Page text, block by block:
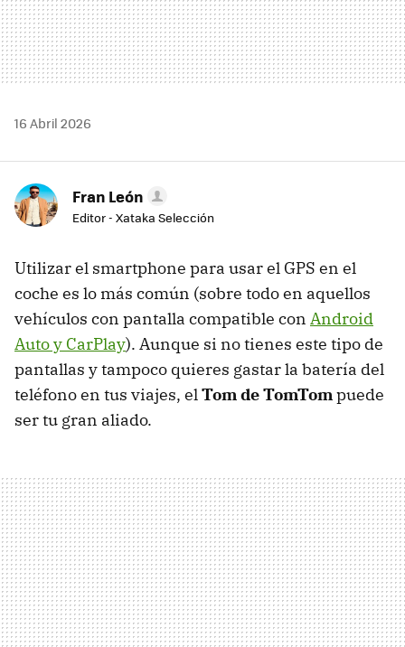
16 Abril 2026
Fran León
Editor - Xataka Selección
Utilizar el smartphone para usar el GPS en el
coche es lo más común (sobre todo en aquellos
vehículos con pantalla compatible con Android
Auto y CarPlay). Aunque si no tienes este tipo de
pantallas y tampoco quieres gastar la batería del
teléfono en tus viajes, elTom de TomTompuede
ser tu gran aliado.